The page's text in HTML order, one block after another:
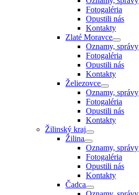
Fotogaléria
Opustili nás
Kontakty
Zlaté Moravce
Oznamy, správy
Fotogaléria
Opustili nás
Kontakty
Želiezovce
Oznamy, správy
Fotogaléria
Opustili nás
Kontakty
Žilinský kraj
Žilina
Oznamy, správy
Fotogaléria
Opustili nás
Kontakty
Čadca